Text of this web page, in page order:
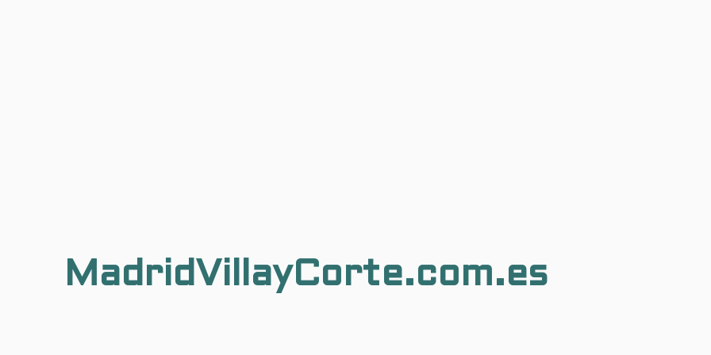
MadridVillayCorte.com.es